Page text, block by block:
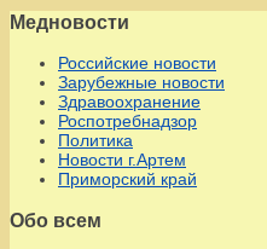
Медновости
Российские новости
Зарубежные новости
Здравоохранение
Роспотребнадзор
Политика
Новости г.Артем
Приморский край
Обо всем